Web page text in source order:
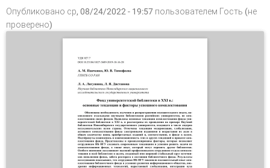
Опубликовано ср, 08/24/2022 - 19:57 пользователем Гость (не
проверено)